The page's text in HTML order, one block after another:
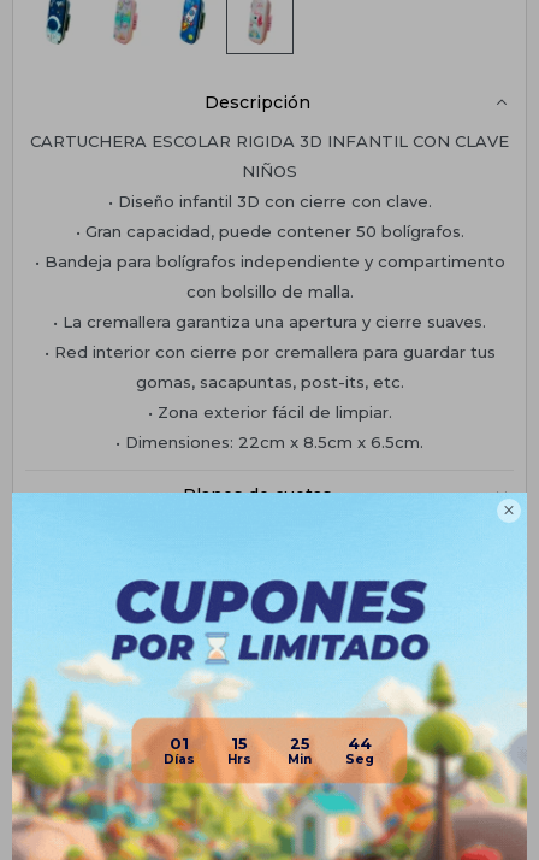

01 15 25 43
Descripción
CARTUCHERA ESCOLAR RIGIDA 3D INFANTIL CON CLAVE
NIÑOS
• Diseño infantil 3D con cierre con clave.
• Gran capacidad, puede contener 50 bolígrafos.
• Bandeja para bolígrafos independiente y compartimento
con bolsillo de malla.
• La cremallera garantiza una apertura y cierre suaves.
• Red interior con cierre por cremallera para guardar tus
gomas, sacapuntas, post-its, etc.
• Zona exterior fácil de limpiar.
• Dimensiones: 22cm x 8.5cm x 6.5cm.
Planes de cuotas
Medios de pago
Productos que te pueden interesar